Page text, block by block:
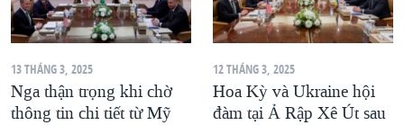
13 THÁNG 3, 2025
Nga thận trọng khi chờ
thông tin chi tiết từ Mỹ
12 THÁNG 3, 2025
Hoa Kỳ và Ukraine hội
đàm tại Ả Rập Xê Út sau